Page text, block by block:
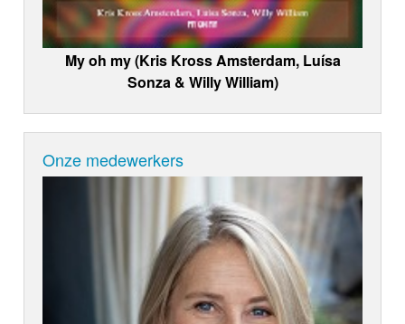
My oh my (Kris Kross Amsterdam, Luísa
Sonza & Willy William)
Onze medewerkers